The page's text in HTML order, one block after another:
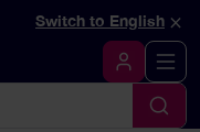
sida
Switch to English ×
Logga in
Sök